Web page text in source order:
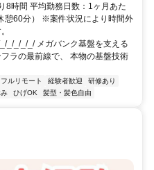
8時間 平均勤務日数：1ヶ月あた
憩60分） ※案件状況により時間外
_/_/_/_/ メガバンク基盤を支える
ラの最前線で、 本物の基盤技術
フルリモート 経験者歓迎
研修あり
ひげOK 髪型・髪色自由